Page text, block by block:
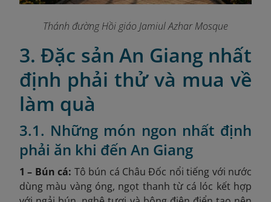
Thánh đường Hồi giáo Jamiul Azhar Mosque
3. Đặc sản An Giang nhất
định phải thử và mua về
làm quà
3.1. Những món ngon nhất định
phải ăn khi đến An Giang
1 – Bún cá: Tô bún cá Châu Đốc nổi tiếng với nước
dùng màu vàng óng, ngọt thanh từ cá lóc kết hợp